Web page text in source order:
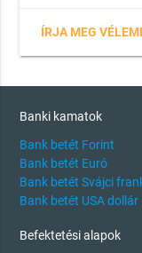
ÍRJA MEG
Banki kamatok
Bank betét Forint
Bank betét Euró
Bank betét Svájci
Bank betét USA dollár
Befektetési alapok